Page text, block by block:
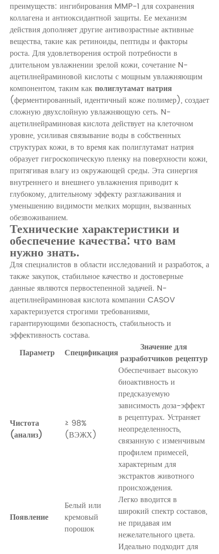
преимуществ: ингибирования MMP-1 для сохранения
коллагена и антиоксидантной защиты. Ее механизм
действия дополняет другие антивозрастные активные
вещества, такие как ретиноиды, пептиды и факторы
роста. Для удовлетворения острой потребности в
длительном увлажнении зрелой кожи, сочетание N-
ацетилнейраминовой кислоты с мощным увлажняющим
компонентом, таким какполиглутамат натрия
(ферментированный, идентичный коже полимер), создает
сложную двухслойную увлажняющую сеть. N-
ацетилнейраминовая кислота действует на клеточном
уровне, усиливая связывание воды в собственных
структурах кожи, в то время как полиглутамат натрия
образует гигроскопическую пленку на поверхности кожи,
притягивая влагу из окружающей среды. Эта синергия
внутреннего и внешнего увлажнения приводит к
глубокому, длительному эффекту разглаживания и
уменьшению видимости мелких морщин, вызванных
обезвоживанием.
Технические характеристики и
обеспечение качества: что вам
нужно знать.
Для специалистов в области исследований и разработок, а
также закупок, стабильное качество и достоверные
данные являются первостепенной задачей. N-
ацетилнейраминовая кислотакомпании CASOV
характеризуется строгими требованиями,
гарантирующими безопасность, стабильность и
эффективность состава.
Параметр
Спецификация
Значение для
разработчиков рецептур
Чистота
(анализ)
≥ 98%
(ВЭЖХ)
Обеспечивает высокую
биоактивность и
предсказуемую
зависимость доза-эффект
в рецептурах. Устраняет
неопределенность,
связанную с изменчивым
профилем примесей,
характерным для
экстрактов животного
происхождения.
Появление
Белый или
кремовый
порошок
Легко вводится в
широкий спектр составов,
не придавая им
нежелательного цвета.
Идеально подходит для